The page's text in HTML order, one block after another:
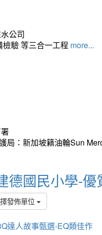
公司
驗 等三合一工程 more...
局：新加坡籍油輪Sun
德國民小學-優
發佈單位
達人故事甄選-EQ類佳作